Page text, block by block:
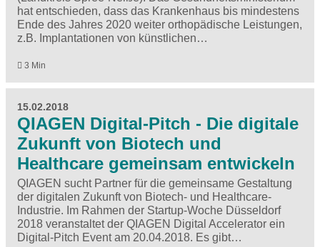
hat entschieden, dass das Krankenhaus bis mindestens
Ende des Jahres 2020 weiter orthopädische Leistungen,
z.B. Implantationen von künstlichen…
3 Min
15.02.2018
QIAGEN Digital-Pitch - Die digitale
Zukunft von Biotech und
Healthcare gemeinsam entwickeln
QIAGEN sucht Partner für die gemeinsame Gestaltung
der digitalen Zukunft von Biotech- und Healthcare-
Industrie. Im Rahmen der Startup-Woche Düsseldorf
2018 veranstaltet der QIAGEN Digital Accelerator ein
Digital-Pitch Event am 20.04.2018. Es gibt…